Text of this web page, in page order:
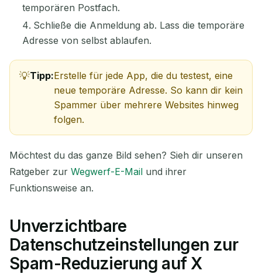
temporären Postfach.
Schließe die Anmeldung ab. Lass die temporäre
Adresse von selbst ablaufen.
Tipp:Erstelle für jede App, die du testest, eine
neue temporäre Adresse. So kann dir kein
Spammer über mehrere Websites hinweg
folgen.
Möchtest du das ganze Bild sehen? Sieh dir unseren
Ratgeber zur Wegwerf-E-Mail und ihrer
Funktionsweise an.
Unverzichtbare
Datenschutzeinstellungen zur
Spam-Reduzierung auf X